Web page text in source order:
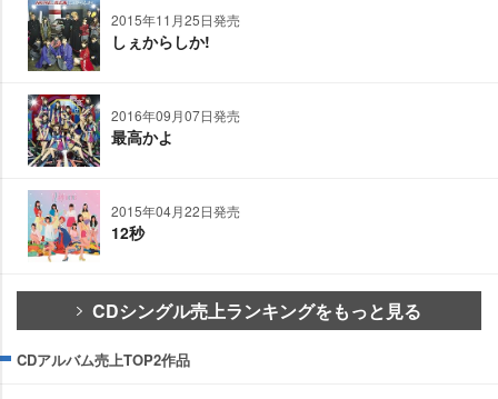
2015年11月25日発売
しぇからしか!
2016年09月07日発売
最高かよ
2015年04月22日発売
12秒
CDシングル売上ランキングをもっと見る
CDアルバム売上TOP2作品